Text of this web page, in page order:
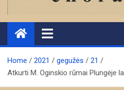
Home 2021 gegužės
21
Atkurti M. Oginskio rūmai Plungėje